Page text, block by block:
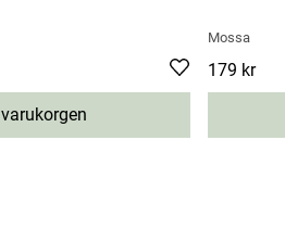
Mossa
Pris :179 kr
179 kr